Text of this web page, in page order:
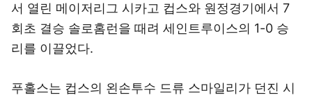
서 열린 메이저리그 시카고 컵스와 원정경기에서 7
회초 결승 솔로홈런을 때려 세인트루이스의 1-0 승
리를 이끌었다.
푸홀스는 컵스의 왼손투수 드류 스마일리가 던진 시